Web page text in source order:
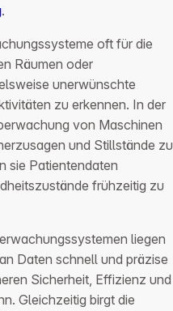
.
oft für die
Räumen oder
unerwünschte
zu erkennen. In der
von Maschinen
und Stillstände zu
sie Patientendaten
frühzeitig zu
liegen
Daten schnell und präzise
Sicherheit, Effizienz und
Gleichzeitig birgt die